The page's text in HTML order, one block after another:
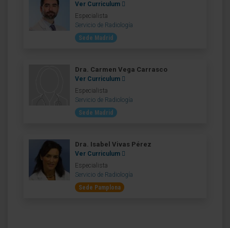
Ver Curriculum
Especialista
Servicio de Radiología
Sede Madrid
Dra. Carmen Vega Carrasco
Ver Curriculum
Especialista
Servicio de Radiología
Sede Madrid
Dra. Isabel Vivas Pérez
Ver Curriculum
Especialista
Servicio de Radiología
Sede Pamplona